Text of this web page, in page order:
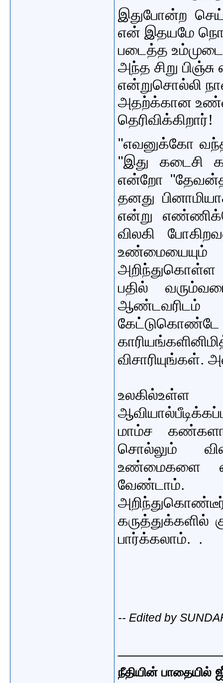
இதுபோன்ற
என் இதயமே
படைத்த
அந்த சிறு
என்றுசொல்லி
அதற்க்கான
தெரிவிக்கிறார்!
"எவனுக்கோ
"இது கடைசி
என்றோ
தனது
என்று
விலகி
அறிந்துகொள்ள
பதில்
கேட்டுகொண்டே
மாம்ச
சொல்லும்
உண்மைகளை
வேண்டாம்.
பார்க்கலாம். .
-- Edited by
நீதியின் பாதையில்